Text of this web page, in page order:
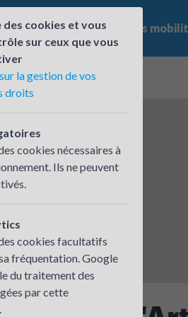
participe ? Les offres
des cookies et vous
sur ceux que vous
la gestion de vos
droits
cookies nécessaires à
Ils ne peuvent
cookies facultatifs
fréquentation. Google
du traitement des
par cette